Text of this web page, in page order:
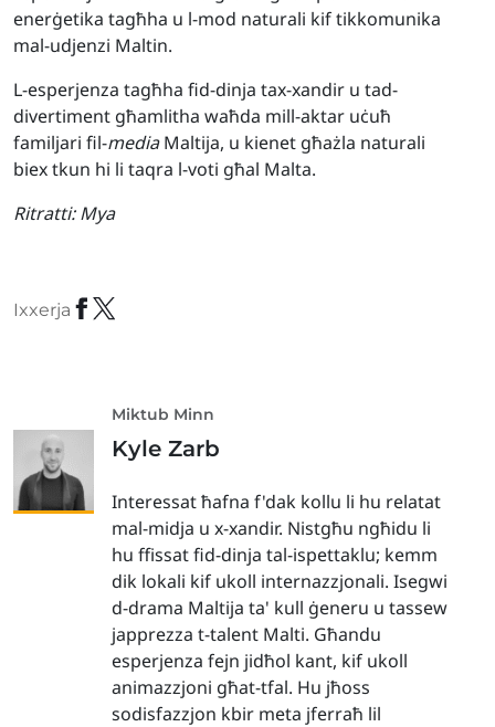
enerġetika tagħha u l-mod naturali kif tikkomunika
mal-udjenzi Maltin.
L-esperjenza tagħha fid-dinja tax-xandir u tad-
divertiment għamlitha waħda mill-aktar uċuħ
familjari fil-mediaMaltija, u kienet għażla naturali
biex tkun hi li taqra l-voti għal Malta.
Ritratti: Mya
Ixxerja
Miktub Minn
Kyle Zarb
Interessat ħafna f'dak kollu li hu relatat
mal-midja u x-xandir. Nistgħu ngħidu li
hu ffissat fid-dinja tal-ispettaklu; kemm
dik lokali kif ukoll internazzjonali. Isegwi
d-drama Maltija ta' kull ġeneru u tassew
japprezza t-talent Malti. Għandu
esperjenza fejn jidħol kant, kif ukoll
animazzjoni għat-tfal. Hu jħoss
sodisfazzjon kbir meta jferraħ lil